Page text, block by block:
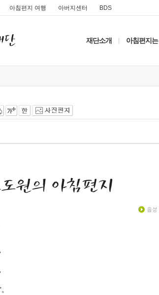
아침편지 여행 아버지센터 BDS
재단소개 아침편지는